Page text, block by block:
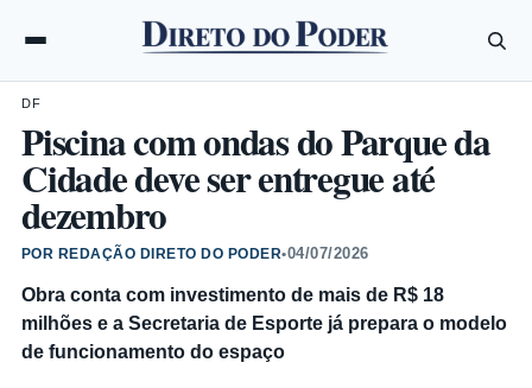
DF
Piscina com ondas do Parque da
Cidade deve ser entregue até
dezembro
POR REDAÇÃO DIRETO DO PODER•04/07/2026
Obra conta com investimento de mais de R$ 18
milhões e a Secretaria de Esporte já prepara o modelo
de funcionamento do espaço